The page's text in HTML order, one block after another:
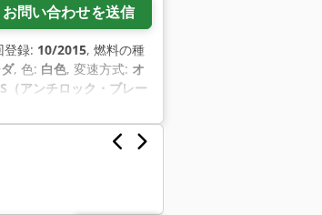
お問い合わせを送信
登録: 10/2015, 燃料の種
, 色: 白色, 変速方式: オ
（アンチロック・ブレー
ログラム (ESP)